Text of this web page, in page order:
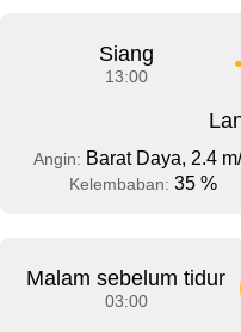
Siang
13:00
Angin: Barat Daya, 2.4
Kelembaban: 35 %
Malam sebelum tidur
03:00